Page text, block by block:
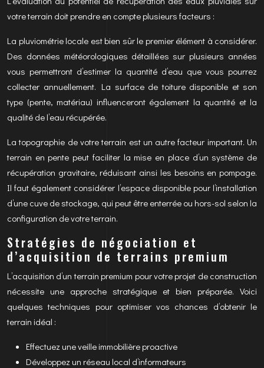
votre terrain doit prendre en compte plusieurs facteurs :
La pluviométrie locale est bien sûr le premier élément à considérer.
Des données météorologiques détaillées sur plusieurs années
vous permettront d’estimer la quantité d’eau que vous pourrez
collecter annuellement. La surface de toiture disponible et son
type (pente, matériau) influenceront également la quantité et la
qualité de l’eau récupérée.
La topographie de votre terrain est un autre facteur important. Un
terrain en pente peut faciliter la mise en place d’un système de
récupération gravitaire, réduisant ainsi les besoins en pompage.
Il faut également considérer l’espace disponible pour l’installation
d’une cuve de stockage, qui peut être enterrée ou hors-sol selon la
configuration de votre terrain.
Stratégies de négociation et
d’acquisition de terrains premium
L’acquisition d’un terrain premium pour votre projet de construction
nécessite une approche stratégique et bien préparée. Voici
quelques techniques pour optimiser vos chances d’obtenir le
terrain idéal :
Effectuez une veille immobilière proactive
Développez un réseau local d’informateurs